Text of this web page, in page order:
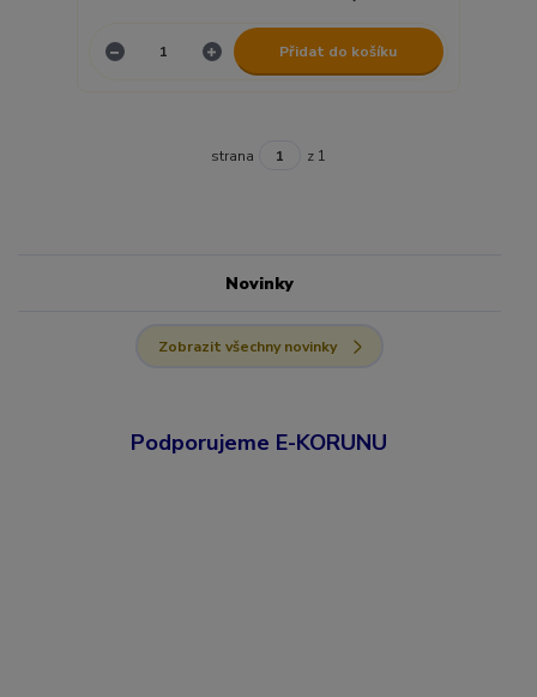
Přidat do košíku
strana z 1
Novinky
Zobrazit všechny novinky
Podporujeme E-KORUNU